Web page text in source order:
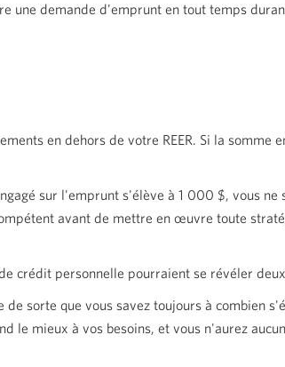
une demande d'emprunt en tout temps
en dehors de votre REER. Si la somme
sur l'emprunt s'élève à 1 000 $, vous ne
avant de mettre en œuvre toute
crédit personnelle pourraient se révéler
sorte que vous savez toujours à combien
le mieux à vos besoins, et vous n'aurez